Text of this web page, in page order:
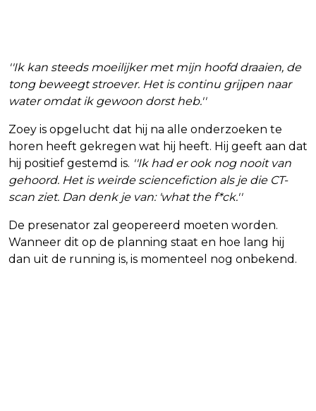
''Ik kan steeds moeilijker met mijn hoofd draaien, de
tong beweegt stroever. Het is continu grijpen naar
water omdat ik gewoon dorst heb.''
Zoey is opgelucht dat hij na alle onderzoeken te
horen heeft gekregen wat hij heeft. Hij geeft aan dat
hij positief gestemd is. ''Ik had er ook nog nooit van
gehoord. Het is weirde sciencefiction als je die CT-
scan ziet. Dan denk je van: 'what the f*ck.''
De presenator zal geopereerd moeten worden.
Wanneer dit op de planning staat en hoe lang hij
dan uit de running is, is momenteel nog onbekend.